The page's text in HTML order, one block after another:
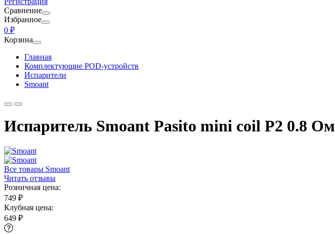
Сравнение
Избранное
0 ₽
Корзина
Главная
Комплектующие POD-устройств
Испарители
Smoant
Испаритель Smoant Pasito mini coil P2 0.8 Ом
Все товары Smoant
Читать отзывы
Розничная цена:
749 ₽
Клубная цена:
649 ₽